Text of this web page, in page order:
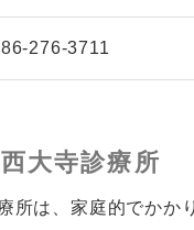
276-3711
大寺診療所
所は、家庭的でかか